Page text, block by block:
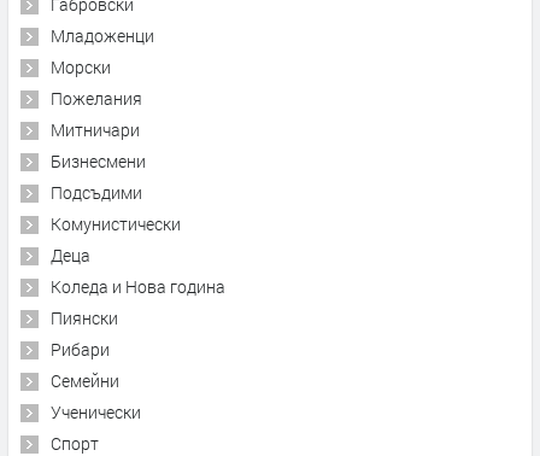
Младоженци
Морски
Пожелания
Митничари
Бизнесмени
Подсъдими
Комунистически
Деца
Коледа и Нова година
Пиянски
Рибари
Семейни
Ученически
Спорт